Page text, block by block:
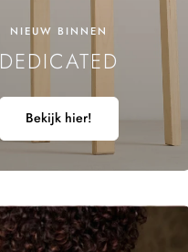
NIEUW BINNEN
DEDICATED
Bekijk hier!